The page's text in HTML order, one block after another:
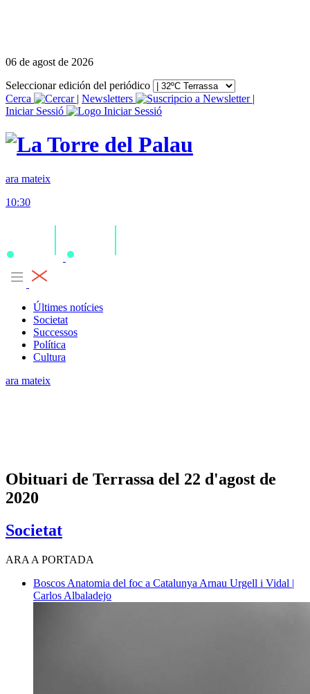
06 de agost de 2026
Seleccionar edición del periódico
Cerca
| Newsletters
|
Iniciar Sessió
ara mateix
10:30
Últimes notícies
Societat
Successos
Política
Cultura
ara mateix
Obituari de Terrassa del 22 d'agost de
2020
Societat
ARA A PORTADA
Boscos Anatomia del foc a Catalunya Arnau Urgell i Vidal |
Carlos Albaladejo